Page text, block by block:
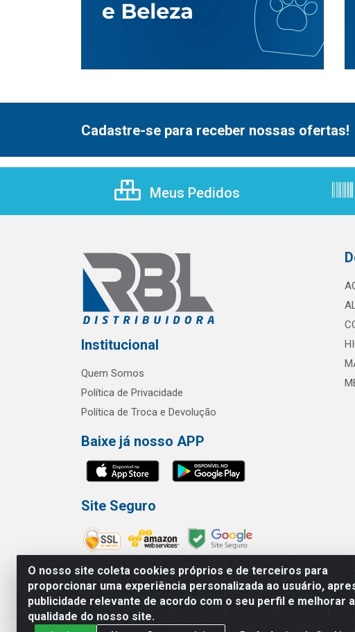
O nosso site coleta cookies próprios e de terceiros para
proporcionar uma experiência personalizada ao usuário,
publicidade relevante de acordo com o seu perfil e melhorar a
qualidade do nosso site.
Cadastre-se para receber nossas ofertas!
Meus Pedidos
Institucional
Quem Somos
Política de Privacidade
Política de Troca e Devolução
Baixe já nosso APP
Site Seguro
RBL Distribuidora Distribuidora Gomes LTDA